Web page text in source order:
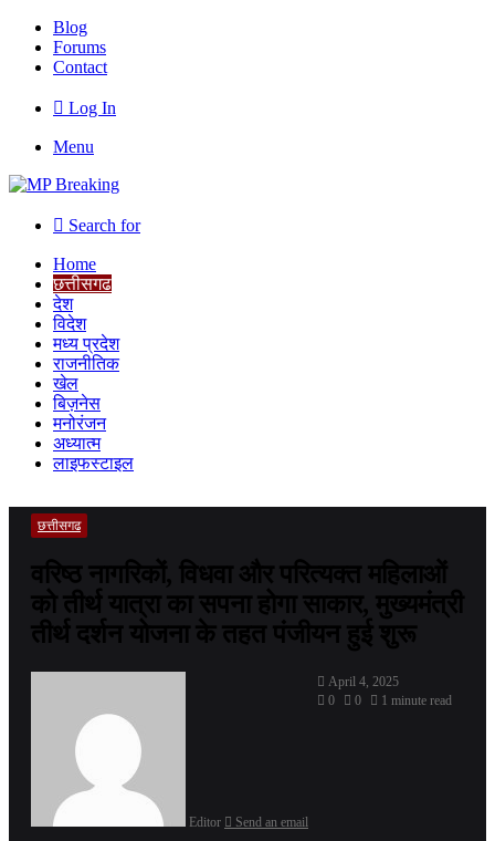
Blog
Forums
Contact
Log In
Menu
Search for
Home
छत्तीसगढ
देश
विदेश
मध्य प्रदेश
राजनीतिक
खेल
बिज़नेस
मनोरंजन
अध्यात्म
लाइफस्टाइल
छत्तीसगढ
वरिष्ठ नागरिकों, विधवा और परित्यक्त महिलाओं
को तीर्थ यात्रा का सपना होगा साकार, मुख्यमंत्री
तीर्थ दर्शन योजना के तहत पंजीयन हुई शुरू
Editor Send an email
April 4, 2025
0
0 1 minute read